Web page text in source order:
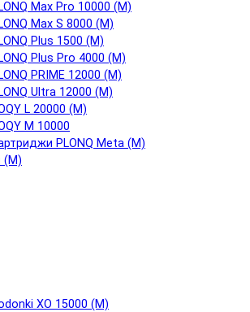
Max Pro 10000 (М)
Max S 8000 (М)
Plus 1500 (М)
Plus Pro 4000 (М)
PRIME 12000 (М)
Ultra 12000 (М)
L 20000 (М)
M 10000
PLONQ Meta (М)
(М)
XO 15000 (М)